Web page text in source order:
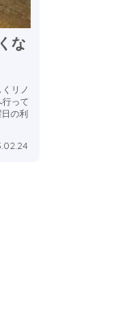
な
リノ
って
の利